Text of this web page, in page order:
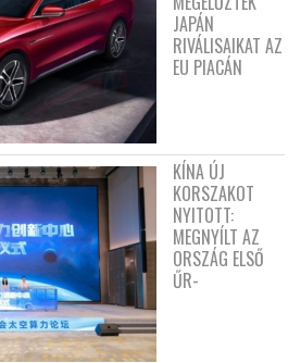
JAPÁN
RIVÁLISAIKAT AZ
EU PIACÁN
KÍNA ÚJ
KORSZAKOT
NYITOTT:
MEGNYÍLT AZ
ORSZÁG ELSŐ
ŰR-